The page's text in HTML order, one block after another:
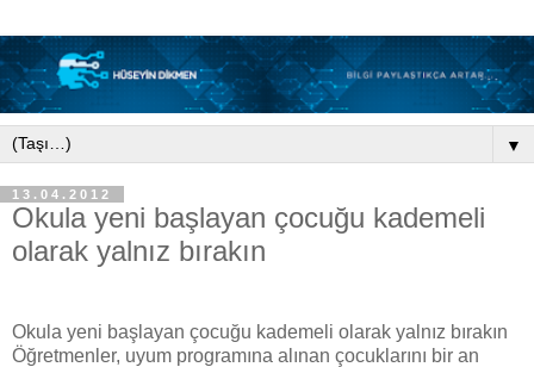
▼
13.04.2012
Okula yeni başlayan çocuğu kademeli
olarak yalnız bırakın
Okula yeni başlayan çocuğu kademeli olarak yalnız bırakın
Öğretmenler, uyum programına alınan çocuklarını bir an